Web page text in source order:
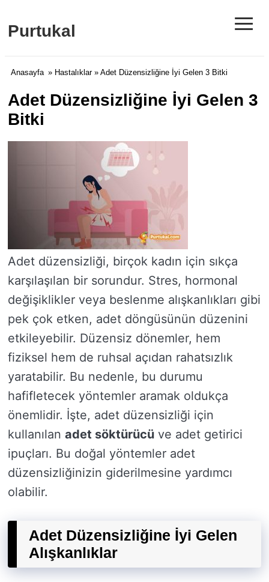
Purtukal ≡
Anasayfa » Hastalıklar» Adet Düzensizliğine İyi Gelen 3 Bitki
Adet Düzensizliğine İyi Gelen 3
Bitki
Adet düzensizliği, birçok kadın için sıkça
karşılaşılan bir sorundur. Stres, hormonal
değişiklikler veya beslenme alışkanlıkları gibi
pek çok etken, adet döngüsünün düzenini
etkileyebilir. Düzensiz dönemler, hem
fiziksel hem de ruhsal açıdan rahatsızlık
yaratabilir. Bu nedenle, bu durumu
hafifletecek yöntemler aramak oldukça
önemlidir. İşte, adet düzensizliği için
kullanılan adet söktürücü ve adet getirici
ipuçları. Bu doğal yöntemler adet
düzensizliğinizin giderilmesine yardımcı
olabilir.
Adet Düzensizliğine İyi Gelen
Alışkanlıklar